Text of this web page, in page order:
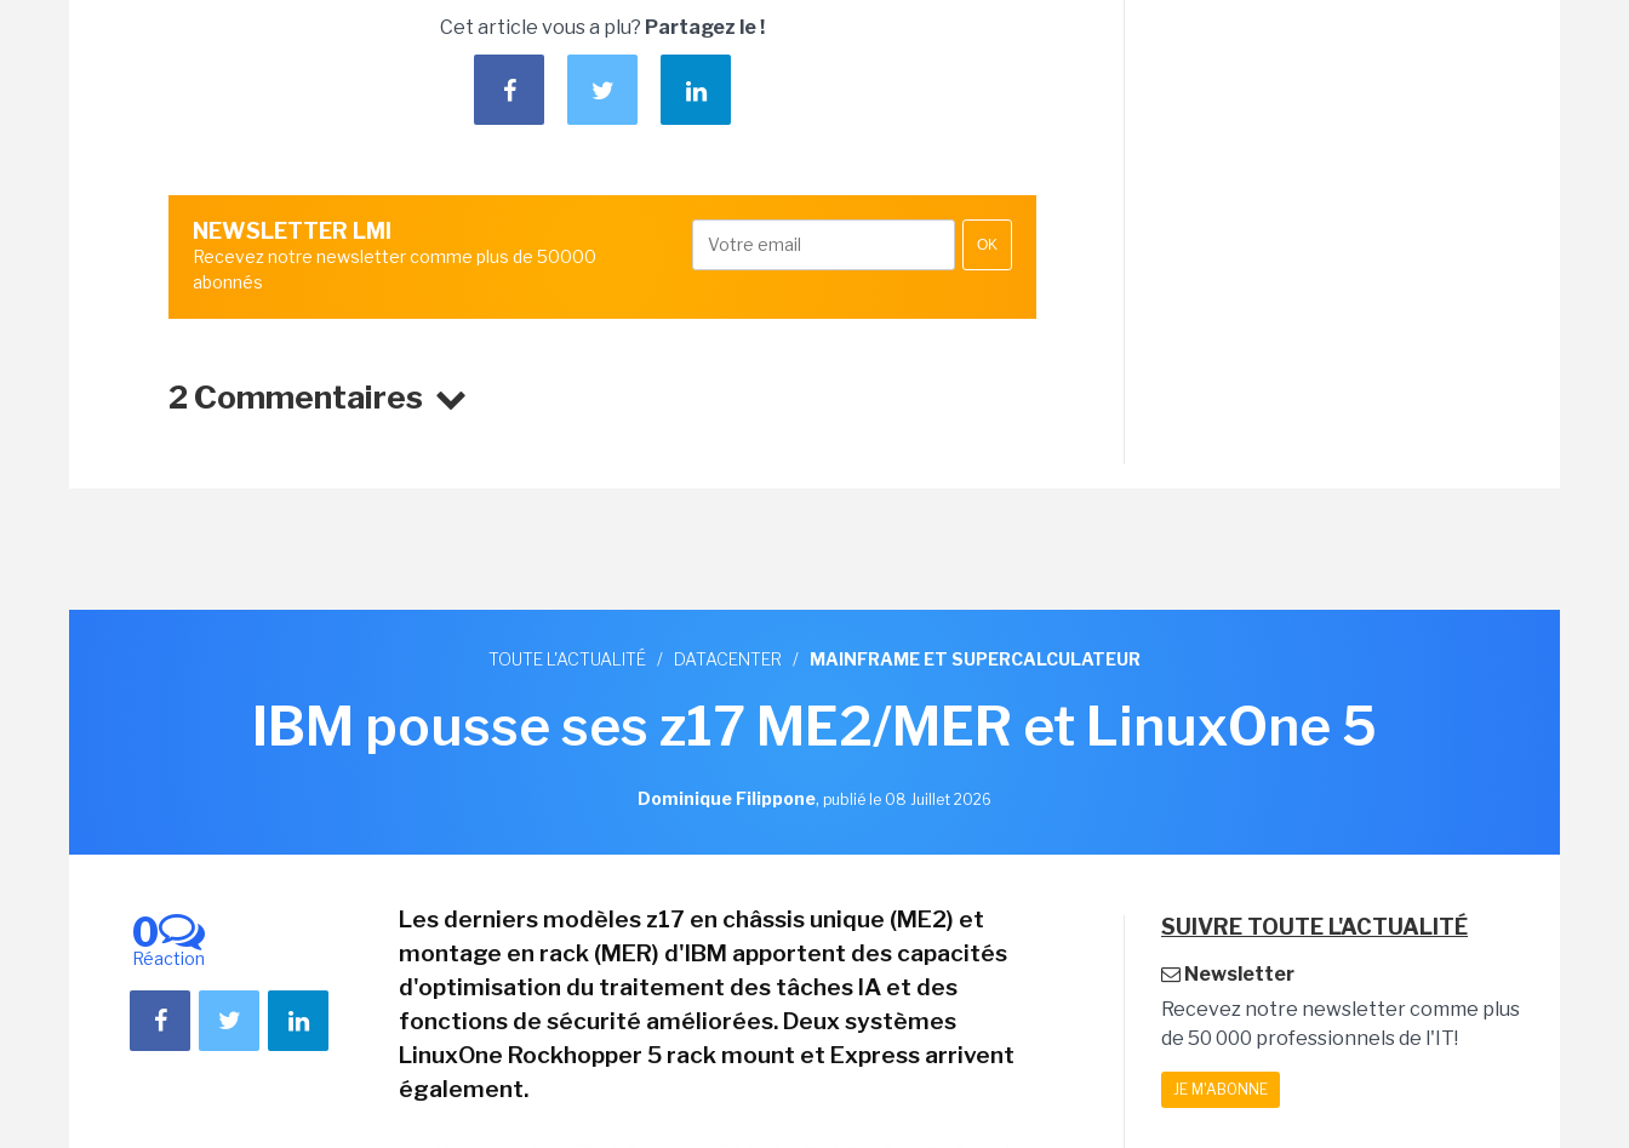
Cet article vous a plu? Partagez le !
NEWSLETTER LMI
Recevez notre newsletter comme plus de 50000
abonnés
OK
2 Commentaires
TOUTE L'ACTUALITÉ / DATACENTER / MAINFRAME ET SUPERCALCULATEUR
IBM pousse ses z17 ME2/MER et LinuxOne 5
Dominique Filippone, publié le 08 Juillet 2026
0
Réaction
Les derniers modèles z17 en châssis unique (ME2) et
montage en rack (MER) d'IBM apportent des capacités
d'optimisation du traitement des tâches IA et des
fonctions de sécurité améliorées. Deux systèmes
LinuxOne Rockhopper 5 rack mount et Express arrivent
également.
SUIVRE TOUTE L'ACTUALITÉ
Newsletter
Recevez notre newsletter comme plus
de 50 000 professionnels de l'IT!
JE M'ABONNE